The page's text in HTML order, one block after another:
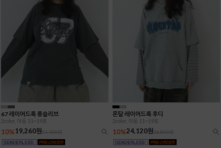
67 레이어드룩 롱슬리브
2color, 아동 11~19호
10%19,260원21,400원
몬탈 레이어드룩 후디
2color, 아동 11~19호
10%24,120원26,800원